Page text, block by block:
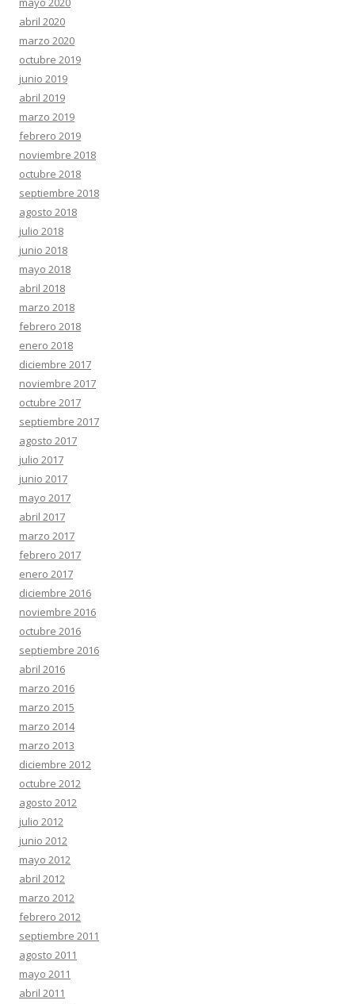
abril 2020
marzo 2020
octubre 2019
junio 2019
abril 2019
marzo 2019
febrero 2019
noviembre 2018
octubre 2018
septiembre 2018
agosto 2018
julio 2018
junio 2018
mayo 2018
abril 2018
marzo 2018
febrero 2018
enero 2018
diciembre 2017
noviembre 2017
octubre 2017
septiembre 2017
agosto 2017
julio 2017
junio 2017
mayo 2017
abril 2017
marzo 2017
febrero 2017
enero 2017
diciembre 2016
noviembre 2016
octubre 2016
septiembre 2016
abril 2016
marzo 2016
marzo 2015
marzo 2014
marzo 2013
diciembre 2012
octubre 2012
agosto 2012
julio 2012
junio 2012
mayo 2012
abril 2012
marzo 2012
febrero 2012
septiembre 2011
agosto 2011
mayo 2011
abril 2011